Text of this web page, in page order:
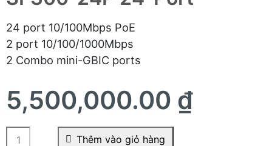
24 port 10/100Mbps PoE
2 port 10/100/1000Mbps
2 Combo mini-GBIC ports
5,500,000.00 ₫
Thêm vào giỏ hàng